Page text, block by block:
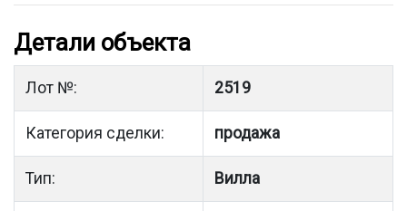
Детали объекта
Лот №: 2519
Категория сделки: продажа
Тип: Вилла